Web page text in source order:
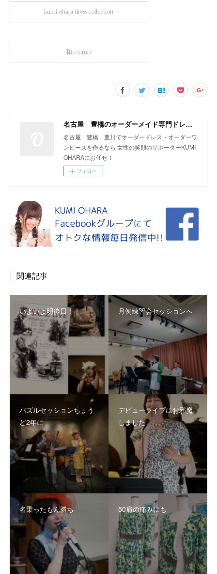
kumi ohara dress collection
和couture
名古屋 豊橋のオーダーメイド専門ドレスデザイナー KUMI OHARA
名古屋 豊橋 豊川でオーダードレス・オーダーワ
ンピースを作るなら 女性の笑顔のサポーターKUMI
OHARAにお任せ！
フォロー
関連記事
いよいよ明後日！！ 月例練習会セッションへ
バズルセッションちょう
ど2年に
デビューライブにお邪魔
しました
名乗ったもん勝ち 50肩の痛みにも